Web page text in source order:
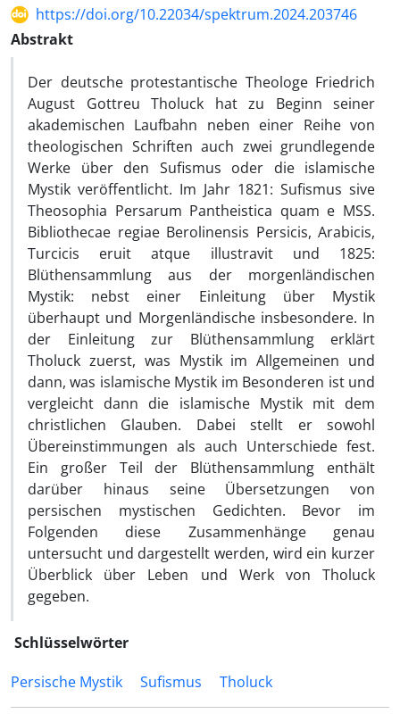
https://doi.org/10.22034/spektrum.2024.203746
Abstrakt
Der deutsche protestantische Theologe Friedrich
August Gottreu Tholuck hat zu Beginn seiner
akademischen Laufbahn neben einer Reihe von
theolo­gischen Schriften auch zwei grundlegende
Werke über den Sufismus oder die islamische
Mystik veröffentlicht. Im Jahr 1821: Sufismus sive
Theosophia Persarum Pantheistica quam e MSS.
Bibliothecae regiae Berolinensis Persicis, Ara­bicis,
Turcicis eruit atque illustravit und 1825:
Blüthensammlung aus der morgen­ländischen
Mystik: nebst einer Einleitung über Mystik
überhaupt und Morgenlän­dische insbesondere. In
der Einleitung zur Blüthensammlung erklärt
Tholuck zuerst, was Mystik im Allgemeinen und
dann, was islamische Mystik im Be­sonderen ist und
vergleicht dann die islamische Mystik mit dem
christlichen Glauben. Dabei stellt er sowohl
Übereinstimmungen als auch Unterschiede fest.
Ein großer Teil der Blüthensammlung enthält
darüber hinaus seine Über­setzungen von
persischen mystischen Gedichten. Bevor im
Folgenden diese Zusammenhänge genau
untersucht und dargestellt werden, wird ein kurzer
Überblick über Leben und Werk von Tholuck
gegeben.
Schlüsselwörter
Persische Mystik
Sufismus Tholuck